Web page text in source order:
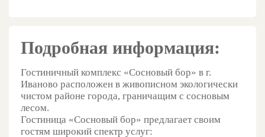
Подробная информация:
Гостиничный комплекс «Сосновый бор» в г.
Иваново расположен в живописном экологически
чистом районе города, граничащим с сосновым
лесом.
Гостиница «Сосновый бор» предлагает своим
гостям широкий спектр услуг: